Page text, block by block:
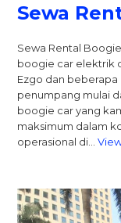
Sewa
Sewa Rental
boogie car elektrik
Ezgo dan
penumpang mulai
boogie car yang
maksimum dalam
operasional di…